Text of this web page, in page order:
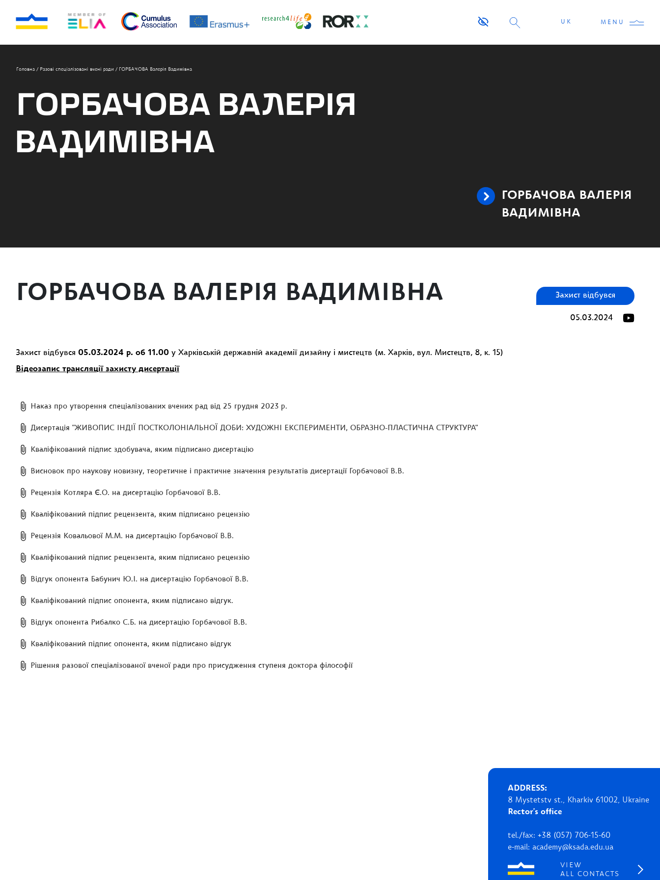
UK MENU
Головна / Разові спеціалізовані вчені ради / ГОРБАЧОВА Валерія Вадимівна
ГОРБАЧОВА ВАЛЕРІЯ
ВАДИМІВНА
ГОРБАЧОВА ВАЛЕРІЯ
ВАДИМІВНА
ГОРБАЧОВА ВАЛЕРІЯ ВАДИМІВНА Захист відбувся
05.03.2024
Захист відбувся 05.03.2024 р. об 11.00 у Харківській державній академії дизайну і мистецтв (м. Харків, вул. Мистецтв, 8, к. 15)
Відеозапис трансляції захисту дисертації
Наказ про утворення спеціалізованих вчених рад від 25 грудня 2023 р.
Дисертація "ЖИВОПИС ІНДІЇ ПОСТКОЛОНІАЛЬНОЇ ДОБИ: ХУДОЖНІ ЕКСПЕРИМЕНТИ, ОБРАЗНО-ПЛАСТИЧНА СТРУКТУРА"
Кваліфікований підпис здобувача, яким підписано дисертацію
Висновок про наукову новизну, теоретичне і практичне значення результатів дисертації Горбачової В.В.
Рецензія Котляра Є.О. на дисертацію Горбачової В.В.
Кваліфікований підпис рецензента, яким підписано рецензію
Рецензія Ковальової М.М. на дисертацію Горбачової В.В.
Кваліфікований підпис рецензента, яким підписано рецензію
Відгук опонента Бабунич Ю.І. на дисертацію Горбачової В.В.
Кваліфікований підпис опонента, яким підписано відгук.
Відгук опонента Рибалко С.Б. на дисертацію Горбачової В.В.
Кваліфікований підпис опонента, яким підписано відгук
Рішення разової спеціалізованої вченої ради про присудження ступеня доктора філософії
ADDRESS:
8 Mystetstv st., Kharkiv 61002, Ukraine
Rector's office
tel./fax: +38 (057) 706-15-60
e-mail: academy@ksada.edu.ua
VIEW
ALL CONTACTS